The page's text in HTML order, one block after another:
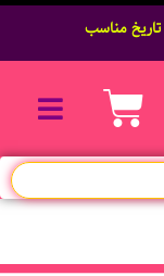
تاریخ مناسب